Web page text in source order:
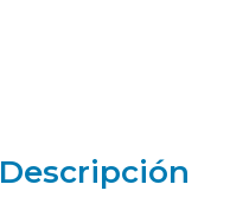
Descripción